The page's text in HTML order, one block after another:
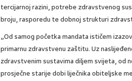
tercijarnoj razini, potrebe zdravstvenog
broju, rasporedu te dobnoj strukturi
„Od samog početka mandata ističem
primarnu zdravstvenu zaštitu. Uz
zdravstvenim sustavima diljem svijeta, od
prosječne starije dobi liječnika obiteljske